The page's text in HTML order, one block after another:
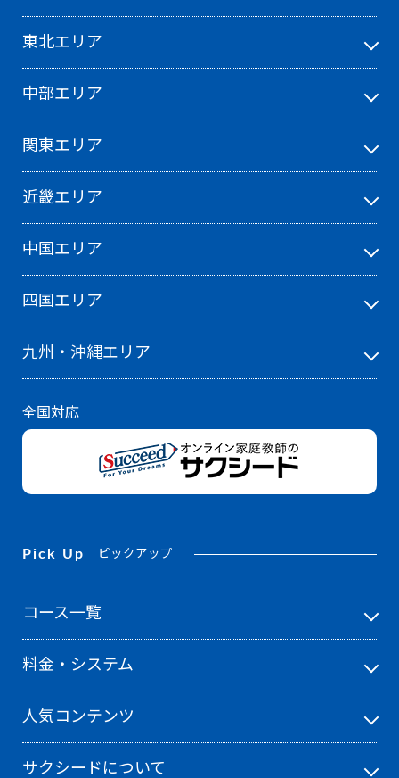
智辯学園和歌山
灘
日本大学
日本女子大学附属
西大和学園
星野学園
フェリス女学院
雙葉
広島学院
東北エリア
中部エリア
関東エリア
近畿エリア
中国エリア
四国エリア
九州・沖縄エリア
全国対応
Pick Up ピックアップ
サクシードについて
料金・システム
コース一覧
人気コンテンツ